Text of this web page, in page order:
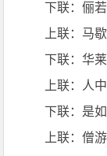
下联：俪
上联：马
下联：华
上联：人
下联：是
上联：僧